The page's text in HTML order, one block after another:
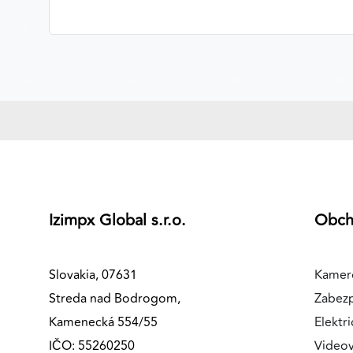
Izimpx Global s.r.o.
Slovakia, 07631
Streda nad Bodrogom,
Kamenecká 554/55
IČO: 55260250